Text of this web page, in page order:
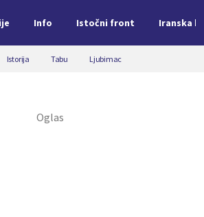
Info Istočni front Iranska
Istorija Tabu Ljubimac